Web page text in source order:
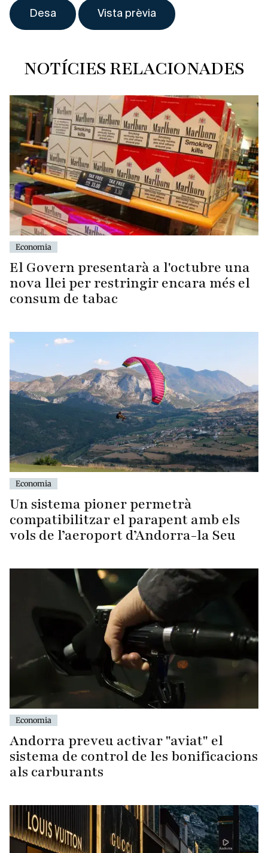
NOTÍCIES RELACIONADES
Economia
El Govern presentarà a l'octubre una
nova llei per restringir encara més el
consum de tabac
Economia
Un sistema pioner permetrà
compatibilitzar el parapent amb els
vols de l’aeroport d’Andorra-la Seu
Economia
Andorra preveu activar "aviat" el
sistema de control de les bonificacions
als carburants